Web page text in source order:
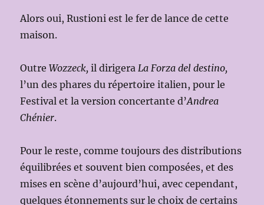
Alors oui, Rustioni est le fer de lance de cette
maison.
OutreWozzeck, il dirigera La Forza del destino,
l’un des phares du répertoire italien, pour le
Festival et la version concertante d’Andrea
Chénier.
Pour le reste, comme toujours des distributions
équilibrées et souvent bien composées, et des
mises en scène d’aujourd’hui, avec cependant,
quelques étonnements sur le choix de certains